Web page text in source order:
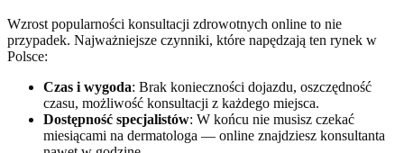
Wzrost popularności konsultacji zdrowotnych online to nie
przypadek. Najważniejsze czynniki, które napędzają ten rynek w
Polsce:
Czas i wygoda: Brak konieczności dojazdu, oszczędność
czasu, możliwość konsultacji z każdego miejsca.
Dostępność specjalistów: W końcu nie musisz czekać
miesiącami na dermatologa — online znajdziesz konsultanta